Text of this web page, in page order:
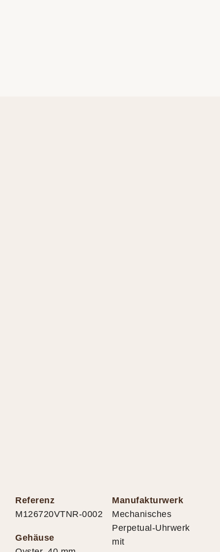
Referenz
M126720VTNR-0002
Gehäuse
Manufakturwerk
Mechanisches
Perpetual-Uhrwerk
mit